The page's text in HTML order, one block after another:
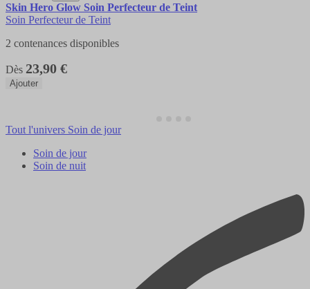
Skin Hero Glow Soin Perfecteur de Teint
Soin Perfecteur de Teint
2 contenances disponibles
Dès 23,90 €
Ajouter
Tout l'univers Soin de jour
Soin de jour
Soin de nuit